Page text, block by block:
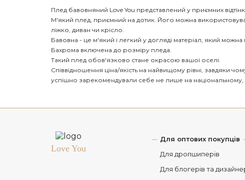
Плед бавовняний Love You представлений у приємних
М'який плед, приємний на дотик. Його можна
ліжко, диван чи крісло.
Бавовна - це м'який і легкий у догляді матеріал, який можна
Бахрома включена до розміру пледа.
Такий плед обов'язково стане окрасою вашої оселі.
Співвідношення ціна/якість на найвищому рівні, завдяки
успішно зарекомендували себе не лише на національному,
Love You
Для оптових покупців
Для дропшиперів
Для блогерів та